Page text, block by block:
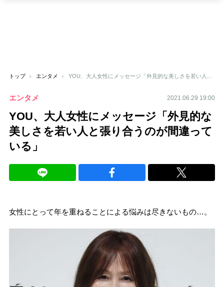
トップ エンタメ
エンタメ 2021.06.29 19:00
YOU、大人女性にメッセージ「外見的な
美しさを若い人と張り合うのが間違って
いる」
女性にとって年を重ねることによる悩みは尽きないもの…。